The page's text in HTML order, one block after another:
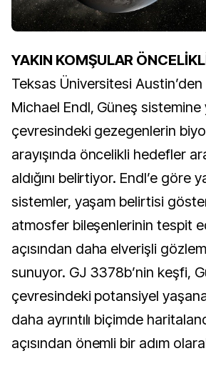
YAKIN KOMŞULAR
Teksas Üniversitesi
Michael Endl, Güneş sistemine
çevresindeki gezegenlerin
arayışında öncelikli hedefler
aldığını belirtiyor. Endl’e göre
sistemler, yaşam belirtisi
atmosfer bileşenlerinin tespit
açısından daha elverişli
sunuyor. GJ 3378b’nin keşfi,
çevresindeki potansiyel
daha ayrıntılı biçimde
açısından önemli bir adım